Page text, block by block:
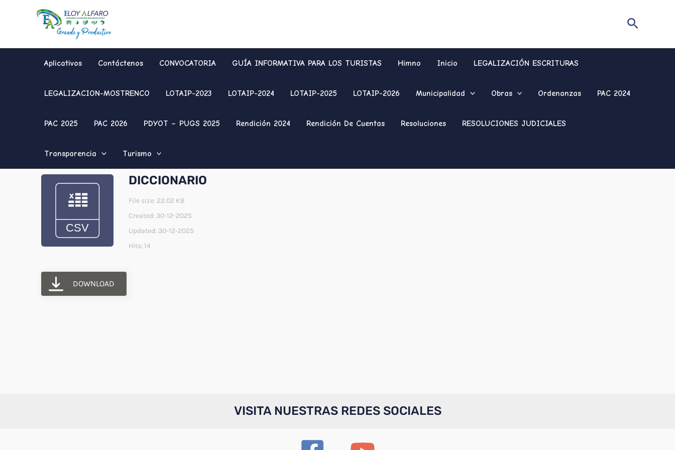
Buscar
Aplicativos Contáctenos CONVOCATORIA GUÍA INFORMATIVA PARA LOS TURISTAS Himno Inicio LEGALIZACIÓN ESCRITURAS
LEGALIZACION-MOSTRENCO LOTAIP-2023 LOTAIP-2024 LOTAIP-2025 LOTAIP-2026 Municipalidad Obras Ordenanzas PAC 2024
PAC 2025 PAC 2026 PDYOT – PUGS 2025 Rendición 2024 Rendición De Cuentas Resoluciones RESOLUCIONES JUDICIALES
Transparencia Turismo
DICCIONARIO
File size: 22.02 KB
Created: 30-12-2025
Updated: 30-12-2025
Hits: 14
DOWNLOAD
VISITA NUESTRAS REDES SOCIALES